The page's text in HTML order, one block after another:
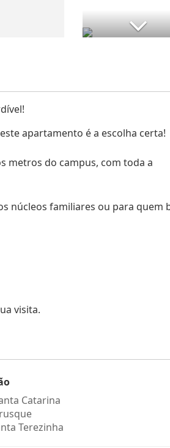
apartamento é a escolha certa!
metros do campus, com toda a
núcleos familiares ou para quem
visita.
Catarina
Terezinha